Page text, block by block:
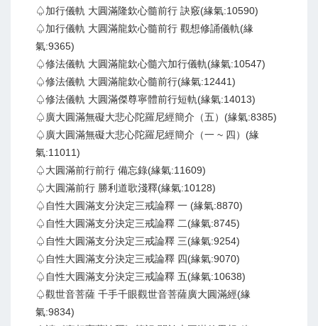
♤加行儀軌 大圓滿隆欽心髓前行 訣竅(緣氣:10590)
♤加行儀軌 大圓滿龍欽心髓前行 觀想修誦儀軌(緣
氣:9365)
♤修法儀軌 大圓滿龍欽心髓六加行儀軌(緣氣:10547)
♤修法儀軌 大圓滿龍欽心髓前行(緣氣:12441)
♤修法儀軌 大圓滿傑尊寧體前行短軌(緣氣:14013)
♤廣大圓滿無礙大悲心陀羅尼經簡介（五）(緣氣:8385)
♤廣大圓滿無礙大悲心陀羅尼經簡介（一 ~ 四）(緣
氣:11011)
♤大圓滿前行前行 備忘錄(緣氣:11609)
♤大圓滿前行 勝利道歌淺釋(緣氣:10128)
♤自性大圓滿支分決定三戒論釋 一 (緣氣:8870)
♤自性大圓滿支分決定三戒論釋 二(緣氣:8745)
♤自性大圓滿支分決定三戒論釋 三(緣氣:9254)
♤自性大圓滿支分決定三戒論釋 四(緣氣:9070)
♤自性大圓滿支分決定三戒論釋 五(緣氣:10638)
♤觀世音菩薩 千手千眼觀世音菩薩廣大圓滿經(緣
氣:9834)